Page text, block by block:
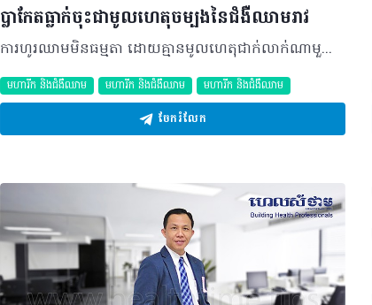
ប្លាកែតធ្លាក់ចុះជាមូលហេតុចម្បងនៃជំងឺឈាមរាវ
ការហូរឈាមមិនធម្មតា ដោយគ្មានមូលហេតុជាក់លាក់ណាមួយ អាចជាប់ពាក់ព័ន្ធនឹងដំណើរការមិនប្រក្រតីនៃមុខងាររបស់កោសិកាឈាមនៅក្នុងរាងកាយ ដែលមួយក្នុងចំណោមនោះ ជំងឺឈាមរាវ ក៏អាចត្រូវបានរាប់បញ្ចូល និងជាជំងឺធ្ងន់ធ្ងរផងដែរ។ ជំងឺឈាមរាវ ជំងឺឈាមរាវដោយកង្វះគ្រាប់ឈាមប្លាកែត ឬពាក្យបច្ចេកទេសហៅថា Thrombocytopenia ជាស្ថានភាពដែលអ្នកជំងឺមានចំនួនកោសិកាប្លាកែតក្នុងឈាមតិចជាងធម្មតា ដោយជាទូទៅ ចំនួនប្លាកែតត្រូវមានចំនួនចន្លោះពី ១៥០ ទៅ៤៥០ពាន់/១មិល្លីលីត្រឈាម។ ជាទូទៅ ប្លាកែត ជាកោសិកាឈាមដែលមានតួនាទីធ្វើឲ្យឈាមមានកំណកប្រក្រតី និងសរសៃឈាមមាំល្អ មិនជ្រាបឈាម។ ជាក់ស្តែង គ្រាប់ឈាមប្លាកែតក៏ដូចជាគ្រាប់ឈាមស និងឈាមក្រហមដែរដោយពួកវាត្រូវបានបង្កើតចេញពីក្រុមកោសិកាពូជផលិតឈាម (Hematopoietic Stem Cells) ដែលស្ថិតនៅក្នុងខួរក្រហមរបស់ឆ្អឹង (Bone Marrow) មនុស្សយើង។ ករណីចំនួនប្លាកែតថយចុះ វានឹងធ្វើឲ្យមានវិបត្តិកំណកឈាមគឺ ងាយជ្រាបឈាមចេញពីសរសៃឈាម ឬហូរឈាមឥតឈប់។ មូលហេតុបណ្តាលឲ្យថយចុះចំនួនប្លាកែត ដោយសារជំងឺឈាមរាវមានមូលហេតុជាចម្បងដោយសារកង្វះគ្រាប់ឈាមប្លាកែត ហើយការធ្លាក់ចុះនេះអាចបណ្តាលមកពី៖ - វិបត្តិខួរឆ្អឹងក្រហម ឬការផលិតប្លាកែតថយចុះដូចជាករណី៖ ជំងឺខូចខួរឆ្អឹងក្រហម ជំងឺមហារីកឈាម(Leukemia) ការពុលខួរឆ្អឹងក្រហមដោយការចម្លងដោយវីរុស (រលាកថ្លើម សេ ឬមេរោគអេដស៍) ឬពុលដោយការប្រើប្រាស់ថ្នាំគីមី និងសារធាតុអាល់កុលក្នុងកម្រិតខ្ពស់ជាដើម - ប្លាកែតត្រូវបានបំផ្លាញនៅក្នុងឈាមដោយ៖ ជំងឺបណ្តាលមកពីប្រព័ន្ធភាពស៊ាំ (ITP, TTP, HUS) ឬមកពីឱសថមួយចំនួនរួមមាន Heparin, Quinine, Sulfa-containing Antibiotics និងAnticonvulsants។ល។ រោគសញ្ញា អ្នកជំងឺពុំទាន់ស្តែងចេញជារោគសញ្ញានោះទេ ប្រសិនចំនួនប្លាកែតនៅលើសពី ៥០ពាន់/១មិល្លីលីត្រឈាម។ នៅពេលចំនួនប្លាកែតទាបខ្លាំងក្នុងកម្រិត
មហារីក និងជំងឺឈាម មហារីក និងជំងឺឈាម មហារីក និងជំងឺឈាម
ចែករំលែក